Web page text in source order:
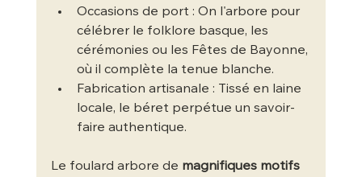
Occasions de port : On l'arbore pour
célébrer le folklore basque, les
cérémonies ou les Fêtes de Bayonne,
où il complète la tenue blanche.
Fabrication artisanale : Tissé en laine
locale, le béret perpétue un savoir-
faire authentique.
Le foulard arbore de magnifiques motifs